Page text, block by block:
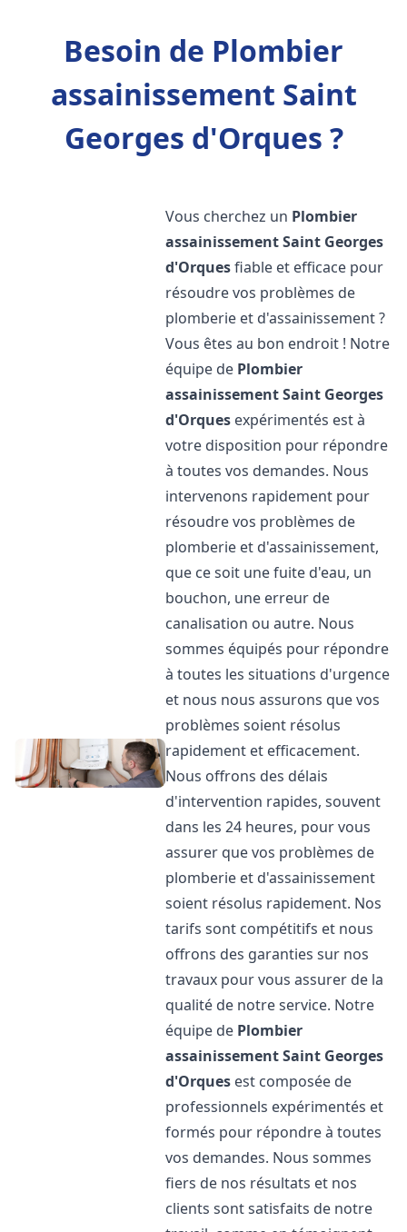
Besoin de Plombier
assainissement Saint
Georges d'Orques ?
Vous cherchez un Plombier
assainissementSaint Georges
d'Orquesfiable et efficace pour
résoudre vos problèmes de
plomberie et d'assainissement ?
Vous êtes au bon endroit ! Notre
équipe de Plombier
assainissementSaint Georges
d'Orques expérimentés est à
votre disposition pour répondre
à toutes vos demandes. Nous
intervenons rapidement pour
résoudre vos problèmes de
plomberie et d'assainissement,
que ce soit une fuite d'eau, un
bouchon, une erreur de
canalisation ou autre. Nous
sommes équipés pour répondre
à toutes les situations d'urgence
et nous nous assurons que vos
problèmes soient résolus
rapidement et efficacement.
Nous offrons des délais
d'intervention rapides, souvent
dans les 24 heures, pour vous
assurer que vos problèmes de
plomberie et d'assainissement
soient résolus rapidement. Nos
tarifs sont compétitifs et nous
offrons des garanties sur nos
travaux pour vous assurer de la
qualité de notre service. Notre
équipe de Plombier
assainissementSaint Georges
d'Orques est composée de
professionnels expérimentés et
formés pour répondre à toutes
vos demandes. Nous sommes
fiers de nos résultats et nos
clients sont satisfaits de notre